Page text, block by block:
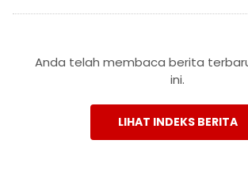
Anda telah membaca berita
ini.
LIHAT INDEKS BERITA